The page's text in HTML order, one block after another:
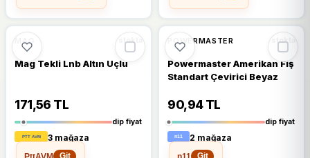
%52 %52 DÜŞTÜ
MAG stokta
Mag Tekli Lnb Altın Uçlu
171,56 TL
dip fiyat
3 mağaza
Git
%54 %54 DÜŞTÜ
POWERMASTER stokta
Powermaster Amerikan Fiş
Standart Çevirici Beyaz
90,94 TL
dip fiyat
2 mağaza
Git